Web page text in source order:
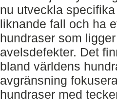
nu utveckla
liknande fall och ha
hundraser som
avelsdefekter. Det
bland världens
avgränsning
hundraser med